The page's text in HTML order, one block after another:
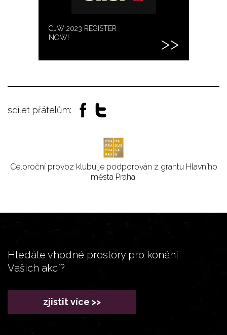
CJW 2023 REGISTER
NOW!
sdílet přátelům:
Celoroční provoz klubu je podporován z grantu Hlavního
města Praha.
Hledáte vhodné prostory pro konání
Vašich akcí?
zjistit více >>